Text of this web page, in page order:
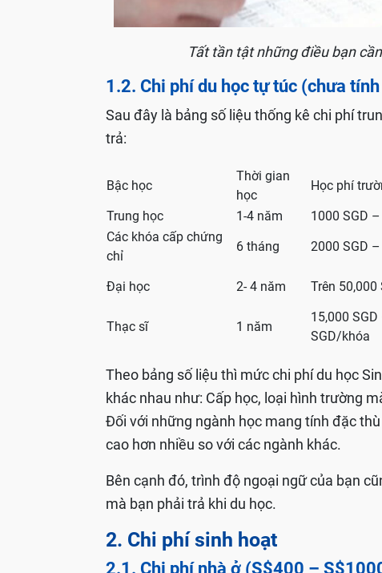
Tất tần tật những điều bạn
1.2. Chi phí du học tự túc (chưa
Sau đây là bảng số liệu thống kê chi phí
trả:
Bậc học
Thời gian
học
Học phí
Trung học
1-4 năm 1000 SGD
Các khóa cấp chứng
chỉ
6 tháng 2000 SGD
Đại học 2- 4 năm Trên
Thạc sĩ
1 năm
15,000
SGD/khóa
Theo bảng số liệu thì mức chi phí du học
khác nhau như: Cấp học, loại hình trường
Đối với những ngành học mang tính đặc
cao hơn nhiều so với các ngành khác.
Bên cạnh đó, trình độ ngoại ngữ của bạn
mà bạn phải trả khi du học.
2. Chi phí sinh hoạt
2.1. Chi phí nhà ở (S$400 –